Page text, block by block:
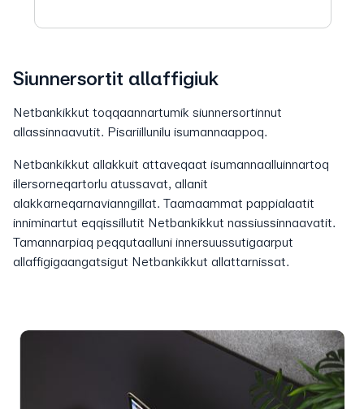
Siunnersortit allaffigiuk
Netbankikkut toqqaannartumik siunnersortinnut
allassinnaavutit. Pisariillunilu isumannaappoq.
Netbankikkut allakkuit attaveqaat isumannaalluinnartoq
illersorneqartorlu atussavat, allanit
alakkarneqarnavianngillat. Taamaammat pappialaatit
inniminartut eqqissillutit Netbankikkut nassiussinnaavatit.
Tamannarpiaq peqqutaalluni innersuussutigaarput
allaffigigaangatsigut Netbankikkut allattarnissat.